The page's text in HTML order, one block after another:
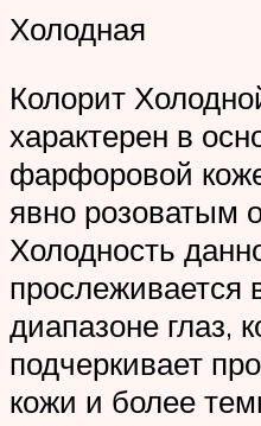
Холодная
Колорит
характерен в
фарфоровой
явно розоватым
Холодность
прослеживается
диапазоне глаз,
подчеркивает
кожи и более